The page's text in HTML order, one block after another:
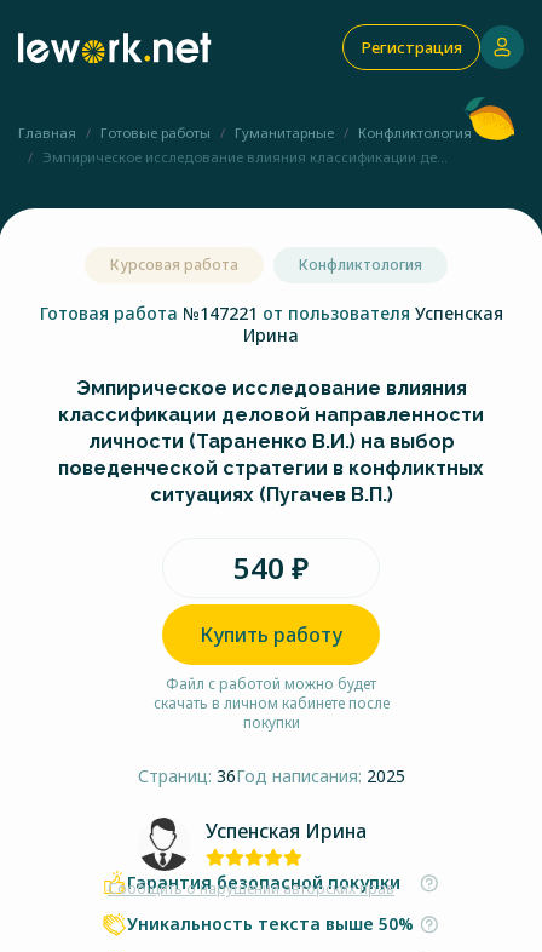
Регистрация
Главная Готовые работы Гуманитарные
Конфликтология
Эмпирическое исследование влияния классификации де...
Курсовая работа Конфликтология
Готовая работа №147221 от пользователя Успенская
Ирина
Эмпирическое исследование влияния
классификации деловой направленности
личности (Тараненко В.И.) на выбор
поведенческой стратегии в конфликтных
ситуациях (Пугачев В.П.)
540 ₽
Купить работу
Файл с работой можно будет
скачать в личном кабинете после
покупки
Страниц: 36Год написания: 2025
Успенская Ирина
Сообщить о нарушении авторских прав
Гарантия безопасной покупки
Уникальность текста выше 50%